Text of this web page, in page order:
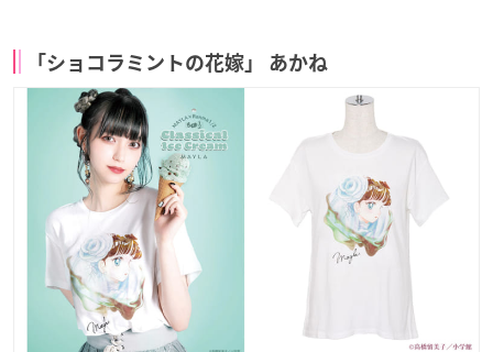
「ショコラミントの花嫁」 あかね